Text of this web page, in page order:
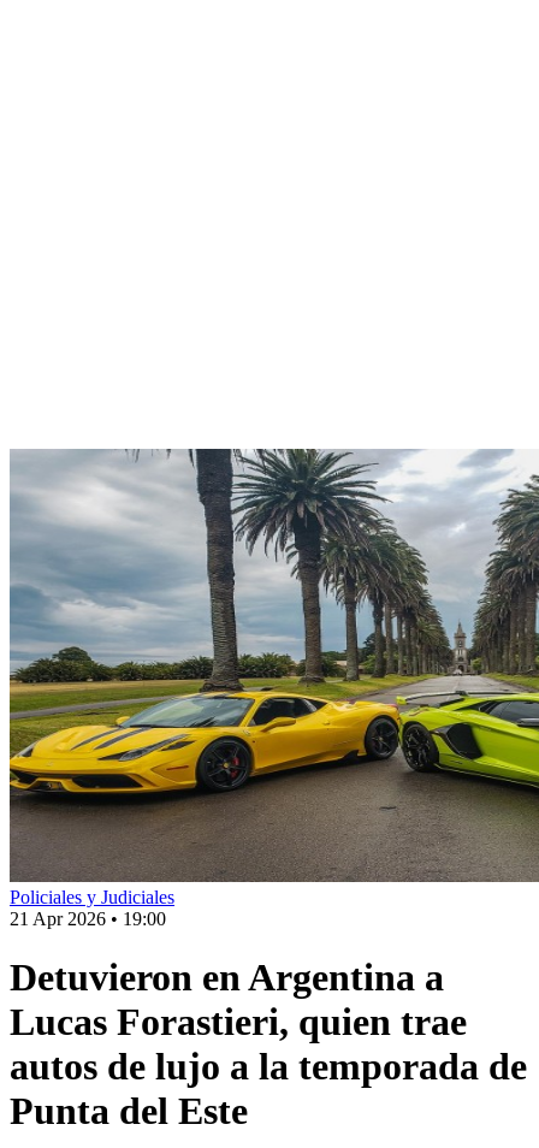
Policiales y Judiciales
21 Apr 2026 • 19:00
Detuvieron en Argentina a
Lucas Forastieri, quien trae
autos de lujo a la temporada de
Punta del Este